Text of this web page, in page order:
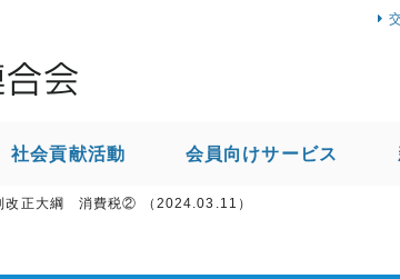
法人会のご案内
社会貢献活動 会員向けサービス
正大綱 消費税② （2024.03.11）